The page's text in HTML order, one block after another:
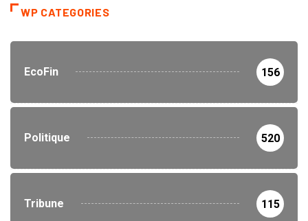
WP CATEGORIES
EcoFin 156
Politique 520
Tribune 115